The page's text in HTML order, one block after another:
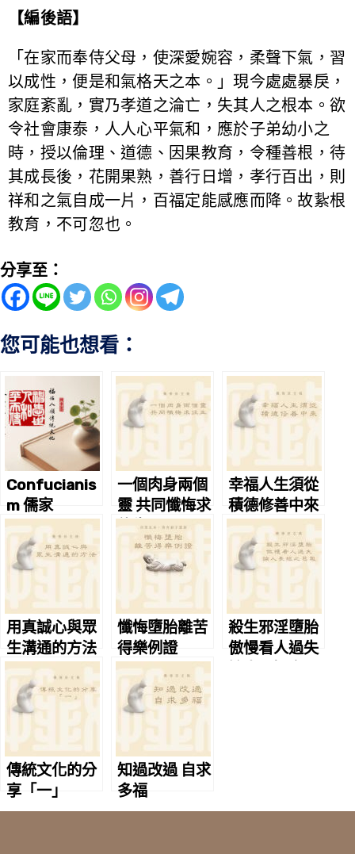
【編後語】
「在家而奉侍父母，使深愛婉容，柔聲下氣，習
以成性，便是和氣格天之本。」現今處處暴戾，
家庭紊亂，實乃孝道之淪亡，失其人之根本。欲
令社會康泰，人人心平氣和，應於子弟幼小之
時，授以倫理、道德、因果教育，令種善根，待
其成長後，花開果熟，善行日增，孝行百出，則
祥和之氣自成一片，百福定能感應而降。故紥根
教育，不可忽也。
分享至：
您可能也想看：
Confucianis
m 儒家
一個肉身兩個
靈 共同懺悔求
往生
幸福人生須從
積德修善中來
用真誠心與眾
生溝通的方法
懺悔墮胎離苦
得樂例證
殺生邪淫墮胎
傲慢看人過失
傳統文化的分
享「一」
知過改過 自求
多福